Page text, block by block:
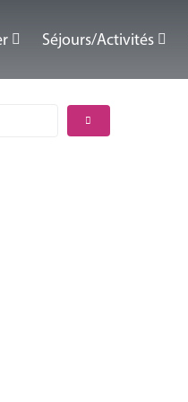
Séjours/Activités